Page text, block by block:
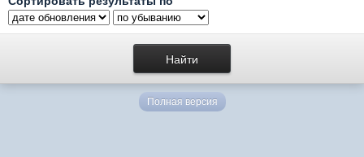
Полная версия